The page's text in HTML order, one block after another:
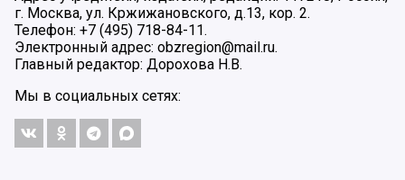
г. Москва, ул. Кржижановского, д.13, кор. 2.
Телефон: +7 (495) 718-84-11.
Электронный адрес: obzregion@mail.ru.
Главный редактор: Дорохова Н.В.
Мы в социальных сетях: